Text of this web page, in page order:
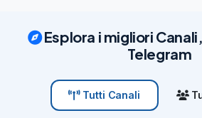
Esplora i migliori
Telegram
Tutti Canali